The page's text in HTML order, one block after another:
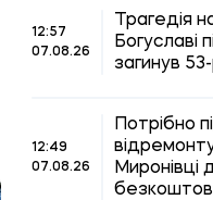
12:57
07.08.26
Трагедія
Богуславі
загинув 53-
12:49
07.08.26
Потрібно
Миронівці